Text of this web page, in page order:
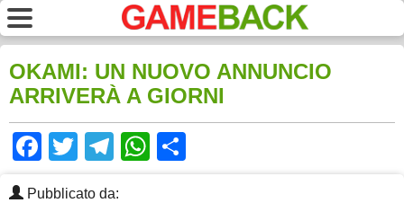
OKAMI: UN NUOVO ANNUNCIO
ARRIVERÀ A GIORNI
Facebook
TwitterTelegram
WhatsApp
Pubblicato da: